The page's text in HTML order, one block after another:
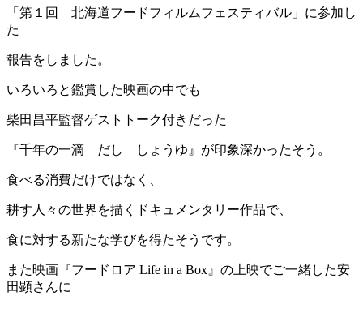
「第１回 北海道フードフィルムフェスティバル」に参加し
た
報告をしました。
いろいろと鑑賞した映画の中でも
柴田昌平監督ゲストトーク付きだった
『千年の一滴 だし しょうゆ』が印象深かったそう。
食べる消費だけではなく、
耕す人々の世界を描くドキュメンタリー作品で、
食に対する新たな学びを得たそうです。
また映画『フードロア Life in a Box』の上映でご一緒した安
田顕さんに